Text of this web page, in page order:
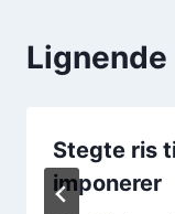
Stegte ris
imponerer